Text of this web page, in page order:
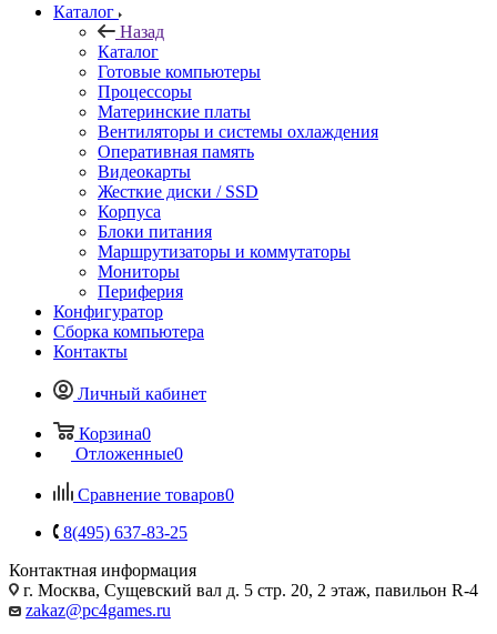
Каталог
Назад
Каталог
Готовые компьютеры
Процессоры
Материнские платы
Вентиляторы и системы охлаждения
Оперативная память
Видеокарты
Жесткие диски / SSD
Корпуса
Блоки питания
Маршрутизаторы и коммутаторы
Мониторы
Периферия
Конфигуратор
Сборка компьютера
Контакты
Личный кабинет
Корзина0
Отложенные0
Сравнение товаров0
8(495) 637-83-25
Контактная информация
г. Москва, Сущевский вал д. 5 стр. 20, 2 этаж, павильон R-4
zakaz@pc4games.ru